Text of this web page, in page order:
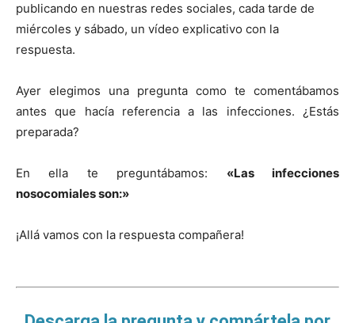
publicando en nuestras redes sociales, cada tarde de
miércoles y sábado, un vídeo explicativo con la
respuesta.
Ayer elegimos una pregunta como te comentábamos
antes que hacía referencia a las infecciones. ¿Estás
preparada?
En ella te preguntábamos: «Las infecciones
nosocomiales son:»
¡Allá vamos con la respuesta compañera!